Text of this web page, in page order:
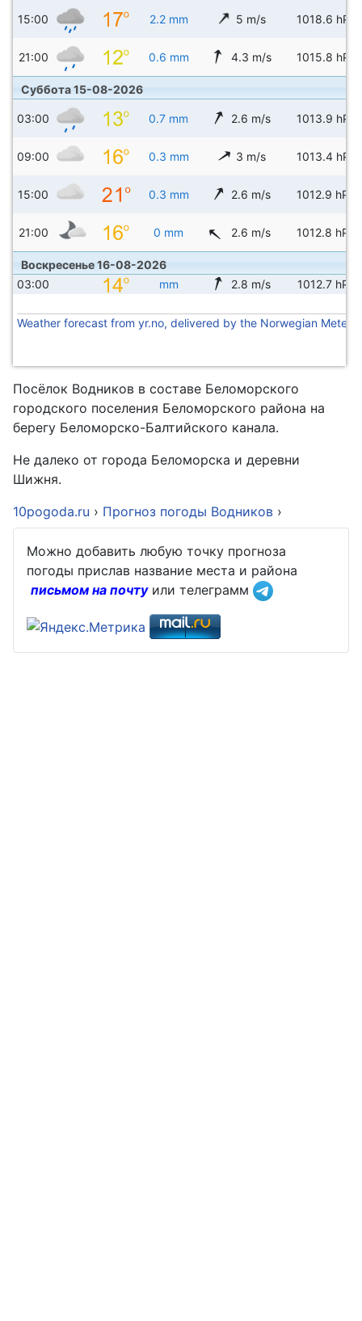
15:00 2.2 mm 5 m/s 1018.6 hPa
21:00 0.6 mm 4.3 m/s 1015.8 hPa
Суббота 15-08-2026
03:00 0.7 mm 2.6 m/s 1013.9 hPa
09:00 0.3 mm 3 m/s 1013.4 hPa
15:00 0.3 mm 2.6 m/s 1012.9 hPa
21:00 0 mm 2.6 m/s 1012.8 hPa
Воскресенье 16-08-2026
03:00
mm 2.8 m/s 1012.7 hPa
Weather forecast from yr.no, delivered by the Norwegian
Посёлок Водников в составе Беломорского
городского поселения Беломорского района на
берегу Беломорско-Балтийского канала.
Не далеко от города Беломорска и деревни
Шижня.
10pogoda.ru › Прогноз погоды Водников ›
Можно добавить любую точку прогноза
погоды прислав название места и района
письмом на почтуили телеграмм